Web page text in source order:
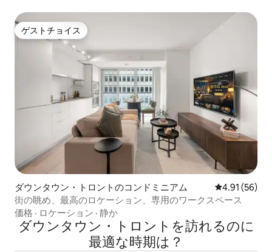
ゲストチョイス
ゲストチョイス
ダウンタウン・トロントのコンドミニアム レビュー56
4.91 (56)
街の眺め、最高のロケーション、専用のワークスペース
価格 · ロケーション · 静か
ダウンタウン・トロントを訪⁠れ⁠るの⁠に
最⁠適⁠な時⁠期⁠は⁠？